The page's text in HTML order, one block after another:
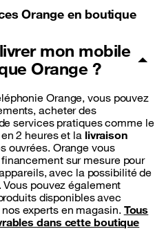
Orange en boutique
mon mobile
Orange ?
Orange, vous pouvez
acheter des
services pratiques comme le
2 heures et la livraison
ouvrées. Orange vous
sur mesure pour
avec la possibilité de
pouvez également
disponibles avec
experts en magasin. Tous
dans cette boutique